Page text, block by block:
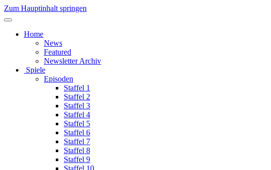
Zum Hauptinhalt springen
Home
News
Featured
Newsletter Archiv
Spiele
Episoden
Staffel 1
Staffel 2
Staffel 3
Staffel 4
Staffel 5
Staffel 6
Staffel 7
Staffel 8
Staffel 9
Staffel 10